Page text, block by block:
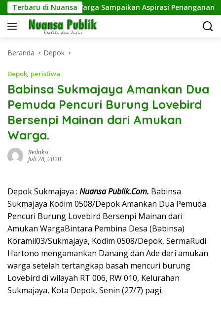
Langsung
ke
konten
Terbaru di Nuansa
di RW 23, Warga Sampaikan Aspirasi Penanganan Banjir
Beranda Depok
Depok, peristiwa
Babinsa Sukmajaya Amankan Dua
Pemuda Pencuri Burung Lovebird
Bersenpi Mainan dari Amukan
Warga.
Redaksi
Juli 28, 2020
Depok Sukmajaya : Nuansa Publik.Com. Babinsa
Sukmajaya Kodim 0508/Depok Amankan Dua Pemuda
Pencuri Burung Lovebird Bersenpi Mainan dari
Amukan WargaBintara Pembina Desa (Babinsa)
Koramil03/Sukmajaya, Kodim 0508/Depok, SermaRudi
Hartono mengamankan Danang dan Ade dari amukan
warga setelah tertangkap basah mencuri burung
Lovebird di wilayah RT 006, RW 010, Kelurahan
Sukmajaya, Kota Depok, Senin (27/7) pagi.